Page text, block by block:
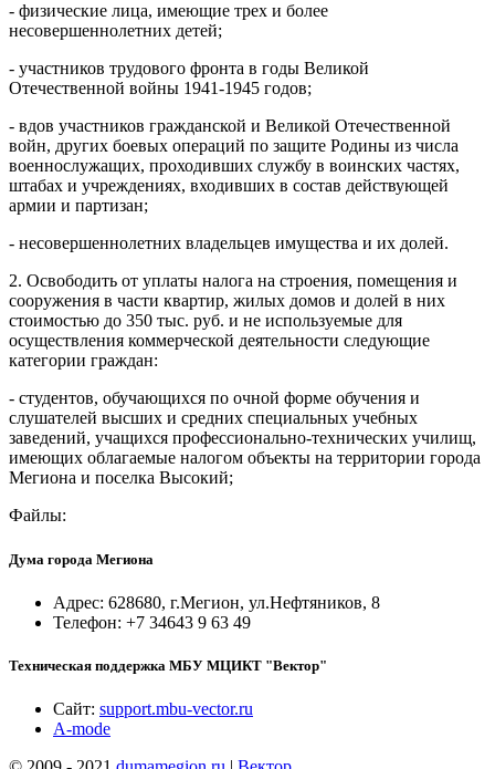
- физические лица, имеющие трех и более
несовершеннолетних детей;
- участников трудового фронта в годы Великой
Отечественной войны 1941-1945 годов;
- вдов участников гражданской и Великой Отечественной
войн, других боевых операций по защите Родины из числа
военнослужащих, проходивших службу в воинских частях,
штабах и учреждениях, входивших в состав действующей
армии и партизан;
- несовершеннолетних владельцев имущества и их долей.
2. Освободить от уплаты налога на строения, помещения и
сооружения в части квартир, жилых домов и долей в них
стоимостью до 350 тыс. руб. и не используемые для
осуществления коммерческой деятельности следующие
категории граждан:
- студентов, обучающихся по очной форме обучения и
слушателей высших и средних специальных учебных
заведений, учащихся профессионально-технических училищ,
имеющих облагаемые налогом объекты на территории города
Мегиона и поселка Высокий;
Файлы:
Дума города Мегиона
Адрес: 628680, г.Мегион, ул.Нефтяников, 8
Телефон: +7 34643 9 63 49
Техническая поддержка МБУ МЦИКТ "Вектор"
Сайт: support.mbu-vector.ru
A-mode